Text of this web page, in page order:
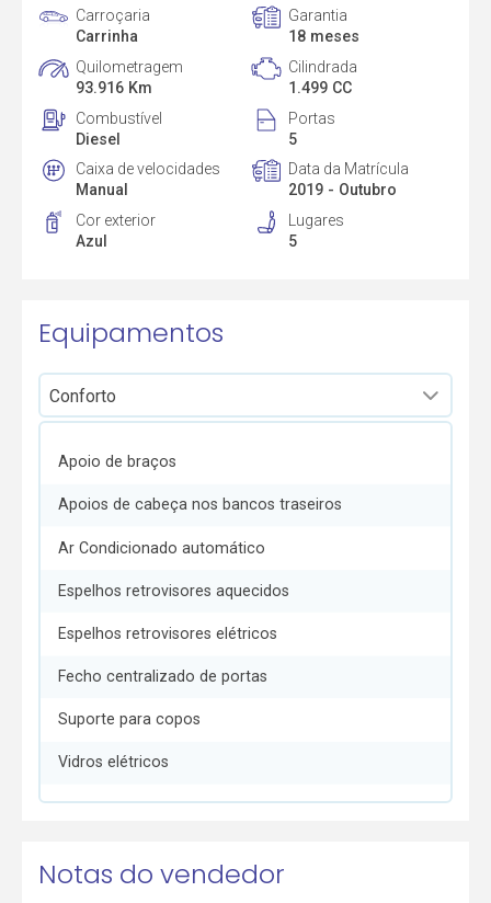
Carroçaria
Carrinha
Garantia
18 meses
Quilometragem
93.916 Km
Cilindrada
1.499 CC
Combustível
Diesel
Portas
5
Caixa de velocidades
Manual
Data da Matrícula
2019 - Outubro
Cor exterior
Azul
Lugares
5
Equipamentos
Apoio de braços
Apoios de cabeça nos bancos traseiros
Ar Condicionado automático
Espelhos retrovisores aquecidos
Espelhos retrovisores elétricos
Fecho centralizado de portas
Suporte para copos
Vidros elétricos
Notas do vendedor